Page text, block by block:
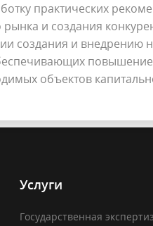
практических
и создания
создания и внедрению
повышение
объектов
Услуги
Государственная